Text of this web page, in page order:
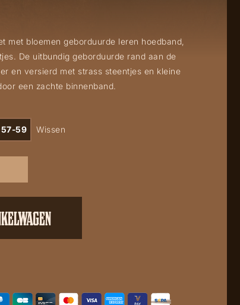
met bloemen geborduurde leren hoedband,
De uitbundig geborduurde rand aan de
en versierd met strass steentjes en kleine
een zachte binnenband.
57-59 Wissen